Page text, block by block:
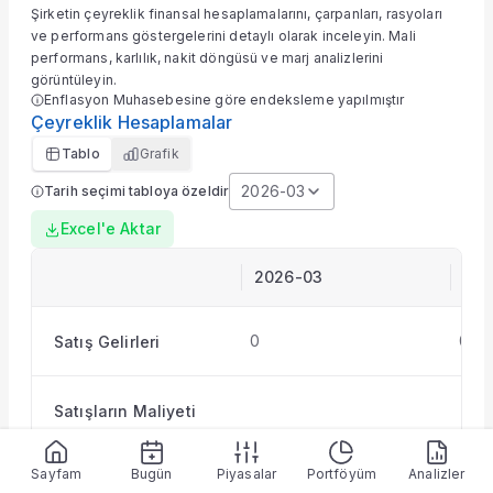
KAP Haberleri
Faaliyet Raporları
Yeni İş İlişkileri
Tarihsel Veriler
Sektör Analizi
Sermaye Artırımları
Temettüler
Fiyat Endeks Değişimi
Grafik
SURGY finansal oranlar ve hesaplama araçları.
Şirketin çeyreklik finansal hesaplamalarını, çarpanları, rasyoları
ve performans göstergelerini detaylı olarak inceleyin. Mali
performans, karlılık, nakit döngüsü ve marj analizlerini
görüntüleyin.
Enflasyon Muhasebesine göre endeksleme yapılmıştır
Çeyreklik Hesaplamalar
Tablo Grafik
Tarih seçimi tabloya özeldir
2026-03
Excel'e Aktar
2026-03
Satış Gelirleri 0 0
Satışların Maliyeti
Brüt Kar 0 0
Sayfam Bugün Piyasalar Portföyüm Analizler